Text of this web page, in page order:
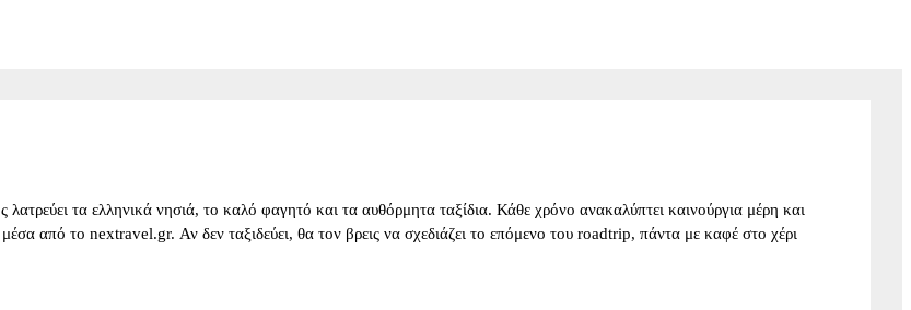
τα ελληνικά νησιά, το καλό φαγητό και τα αυθόρμητα ταξίδια. Κάθε χρόνο ανακαλύπτει καινούργια μέρη και
μέσα από το nextravel.gr. Αν δεν ταξιδεύει, θα τον βρεις να σχεδιάζει το επόμενο του roadtrip, πάντα με καφέ στο χέρι